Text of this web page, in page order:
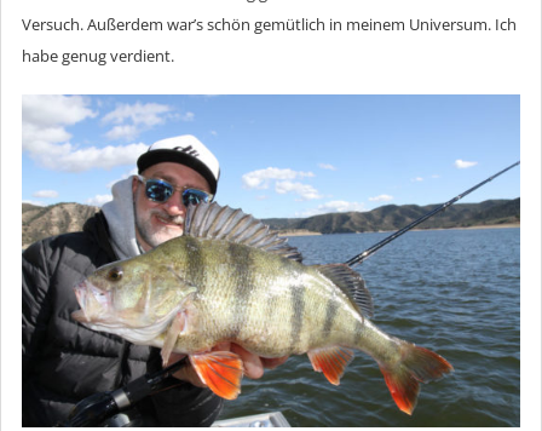
Versuch. Außerdem war’s schön gemütlich in meinem Universum. Ich
habe genug verdient.